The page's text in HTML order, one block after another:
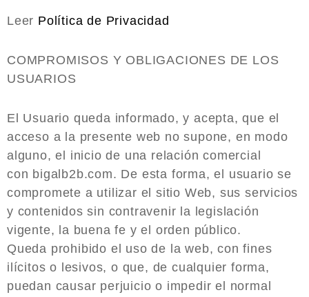
Leer Política de Privacidad
COMPROMISOS Y OBLIGACIONES DE LOS
USUARIOS
El Usuario queda informado, y acepta, que el
acceso a la presente web no supone, en modo
alguno, el inicio de una relación comercial
con bigalb2b.com. De esta forma, el usuario se
compromete a utilizar el sitio Web, sus servicios
y contenidos sin contravenir la legislación
vigente, la buena fe y el orden público.
Queda prohibido el uso de la web, con fines
ilícitos o lesivos, o que, de cualquier forma,
puedan causar perjuicio o impedir el normal